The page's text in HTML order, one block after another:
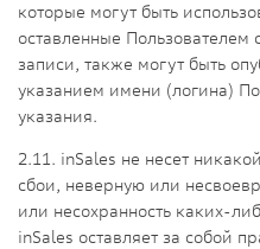
которые могут быть
оставленные Пользователем
записи, также могут быть
указанием имени (логина)
указания.
2.11. inSales не несет
сбои, неверную или
или несохранность каких-
inSales оставляет за собой